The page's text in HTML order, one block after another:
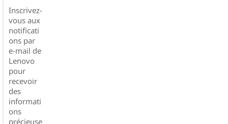
Inscrivez-
vous aux
notificati
ons par
e-mail de
Lenovo
pour
recevoir
des
informati
ons
précieuse